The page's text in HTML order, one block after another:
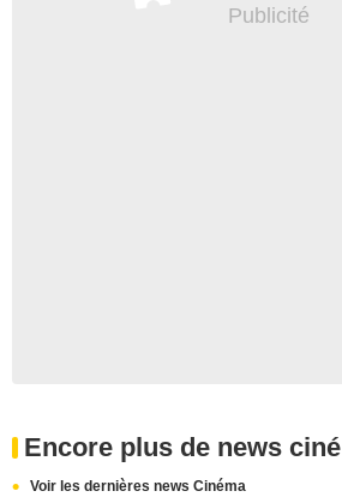
Encore plus de news ciné
Voir les dernières news Cinéma